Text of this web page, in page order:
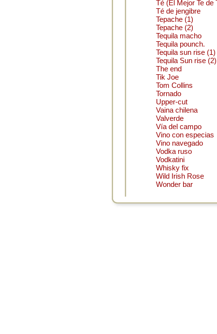
Té (El Mejor Te de
Té de jengibre
Tepache (1)
Tepache (2)
Tequila macho
Tequila pounch.
Tequila sun rise (1)
Tequila Sun rise (2)
The end
Tik Joe
Tom Collins
Tornado
Upper-cut
Vaina chilena
Valverde
Vía del campo
Vino con especias
Vino navegado
Vodka ruso
Vodkatini
Whisky fix
Wild Irish Rose
Wonder bar